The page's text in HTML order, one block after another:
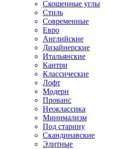
Скошенные углы
Стиль
Современные
Евро
Английские
Дизайнерские
Итальянские
Кантри
Классические
Лофт
Модерн
Прованс
Неоклассика
Минимализм
Под старину
Скандинавские
Элитные